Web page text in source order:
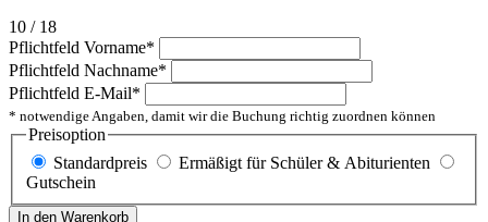
10 / 18
Pflichtfeld Vorname*
Pflichtfeld Nachname*
Pflichtfeld E-Mail*
* notwendige Angaben, damit wir die Buchung richtig zuordnen können
Preisoption
Standardpreis
Ermäßigt für Schüler & Abiturienten
Gutschein